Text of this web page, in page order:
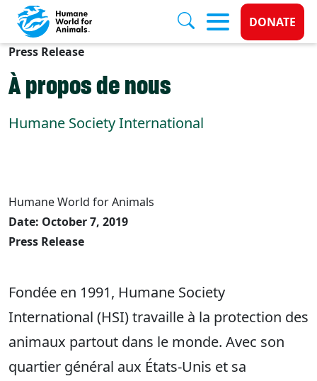
Skip to main content
Donate
DONATE
Press Release
À propos de nous
Humane Society International
Humane World for Animals
Date: October 7, 2019
Press Release
Fondée en 1991, Humane Society
International (HSI) travaille à la protection des
animaux partout dans le monde. Avec son
quartier général aux États-Unis et sa